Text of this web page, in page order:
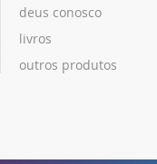
deus conosco
livros
outros produtos